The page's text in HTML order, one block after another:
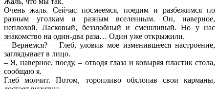
Очень жаль. Сейчас посмеемся, поедим и разбежимся по
разным уголкам и разным вселенным. Он, наверное,
неплохой. Ласковый, беззлобный и смешливый. Но у нас
знакомство на один-два раза… Один уже открыжили.
– Вернемся? – Глеб, уловив мое изменившееся настроение,
заглядывает в лицо.
– Я, наверное, поеду, – отводя глаза и ковыряя пластик стола,
сообщаю я.
Глеб молчит. Потом, торопливо обхлопав свои карманы,